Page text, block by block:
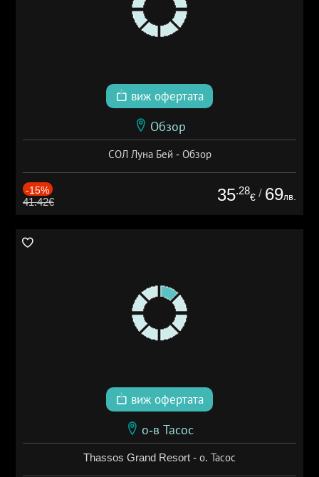
виж офертата
Обзор
СОЛ Луна Бей - Обзор
-15%
41.42€ 35.28
€ / 69лв.
виж офертата
о-в Тасос
Thassos Grand Resort - о. Тасос